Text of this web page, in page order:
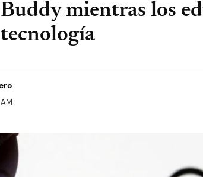
mientras los